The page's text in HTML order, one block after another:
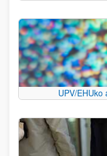
UPV/